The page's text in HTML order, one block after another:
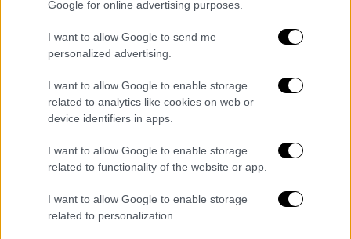
Google for online advertising purposes.
I want to allow Google to send me
personalized advertising.
I want to allow Google to enable storage
related to analytics like cookies on web or
device identifiers in apps.
I want to allow Google to enable storage
related to functionality of the website or app.
I want to allow Google to enable storage
related to personalization.
Δημιουργούν έναν «γίγαντα» με πάνω από 50
δισ. αξία - Θα είναι η τρίτη
αυτοκινητοβιομηχανία σε πωλήσεις στον